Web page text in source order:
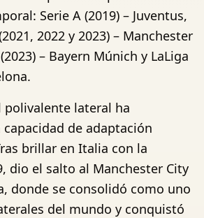
Serie A (2019) – Juventus,
2022 y 2023) – Manchester
– Bayern Múnich y LaLiga
polivalente lateral ha
de adaptación
brillar en Italia con la
dio el salto al Manchester City
donde se consolidó como uno
del mundo y conquistó